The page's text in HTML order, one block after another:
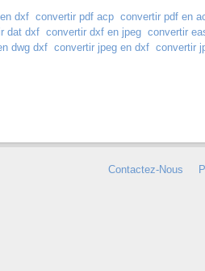
dxf convertir pdf acp convertir pdf en
dat dxf convertir dxf en jpeg convertir
dwg dxf convertir jpeg en dxf convertir
Contactez-Nous